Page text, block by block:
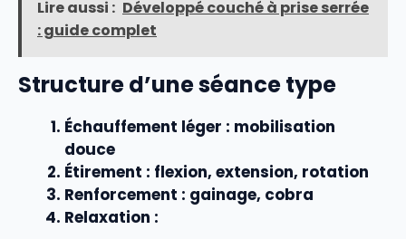
Lire aussi : Développé couché à prise serrée
: guide complet
Structure d’une séance type
Échauffement léger : mobilisation
douce
Étirement : flexion, extension, rotation
Renforcement : gainage, cobra
Relaxation :